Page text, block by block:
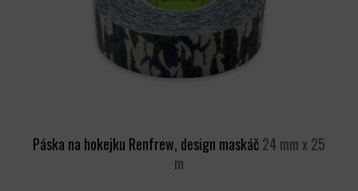
Páska na hokejku Renfrew, design maskáč24 mm x 25
m